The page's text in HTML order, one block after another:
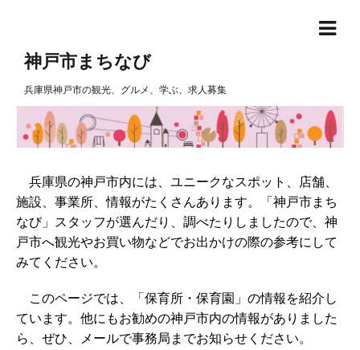
神戸市まちなび
兵庫県神戸市の観光、グルメ、学ぶ、求人募集
兵庫県の神戸市内には、ユニークなスポット、店舗、
施設、事業所、情報がたくさんあります。「神戸市まち
なび」スタッフが選んだり、調べたりしましたので、神
戸市へ観光やお買い物などでお出かけの際の参考にして
みてください。
このページでは、「保育所・保育園」の情報を紹介し
ています。他にもお勧めの神戸市内の情報がありました
ら、ぜひ、メールで事務局までお知らせください。